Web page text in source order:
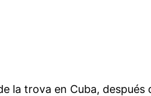
la trova en Cuba, después